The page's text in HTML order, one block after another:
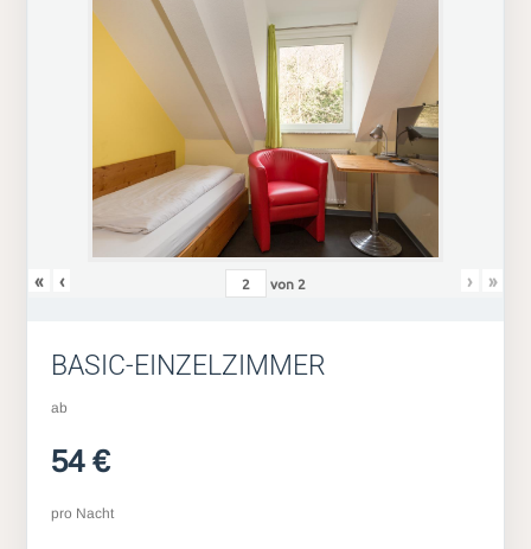
« ‹ von 2 › »
BASIC-EINZELZIMMER
ab
54 €
pro Nacht